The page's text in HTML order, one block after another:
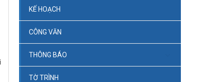
KẾ HOẠCH
CÔNG VĂN
THÔNG BÁO
TỜ TRÌNH